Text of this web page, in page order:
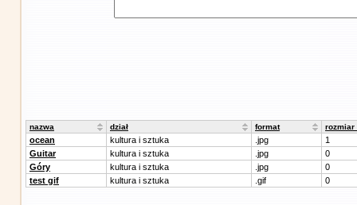
nazwa dział format rozmiar
ocean kultura i sztuka .jpg
1
Guitar
kultura i sztuka .jpg
0
Góry
kultura i sztuka .jpg
0
test gif
kultura i sztuka .gif 0